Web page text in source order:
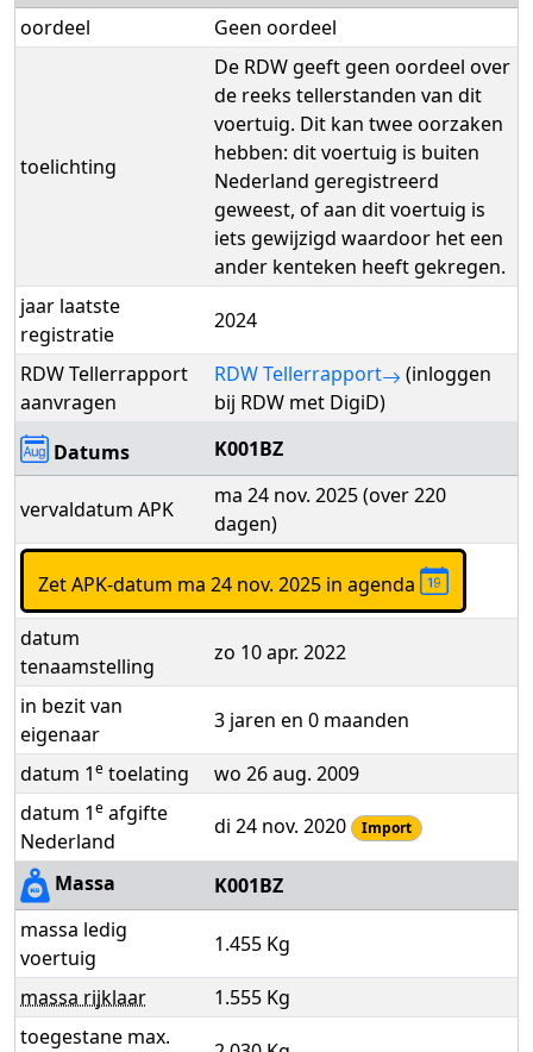
oordeel
Geen oordeel
toelichting
De RDW geeft geen oordeel over
de reeks tellerstanden van dit
voertuig. Dit kan twee oorzaken
hebben: dit voertuig is buiten
Nederland geregistreerd
geweest, of aan dit voertuig is
iets gewijzigd waardoor het een
ander kenteken heeft gekregen.
jaar laatste
registratie
2024
RDW Tellerrapport
aanvragen
RDW Tellerrapport
(inloggen
bij RDW met DigiD)
Datums
K001BZ
vervaldatum APK
ma 24 nov. 2025 (over 220
dagen)
Zet APK-datum ma 24 nov. 2025 in agenda
datum
tenaamstelling
zo 10 apr. 2022
in bezit van
eigenaar
3 jaren en 0 maanden
datum 1e toelating
wo 26 aug. 2009
datum 1e afgifte
Nederland
di 24 nov. 2020 Import
Massa
K001BZ
massa ledig
voertuig
1.455 Kg
massa rijklaar
1.555 Kg
toegestane max.